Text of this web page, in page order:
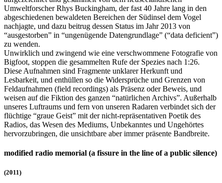
Umweltforscher Rhys Buckingham, der fast 40 Jahre lang in den
abgeschiedenen bewaldeten Bereichen der Südinsel dem Vogel
nachjagte, und dazu beitrug dessen Status im Jahr 2013 von
“ausgestorben” in “ungenügende Datengrundlage” (“data deficient”)
zu wenden.
Unwirklich und zwingend wie eine verschwommene Fotografie von
Bigfoot, stoppen die gesammelten Rufe der Spezies nach 1:26.
Diese Aufnahmen sind Fragmente unklarer Herkunft und
Lesbarkeit, und enthüllen so die Widersprüche und Grenzen von
Feldaufnahmen (field recordings) als Präsenz oder Beweis, und
weisen auf die Fiktion des ganzen “natürlichen Archivs”. Außerhalb
unseres Luftraums und fern von unseren Radaren verbindet sich der
flüchtige “graue Geist” mit der nicht-repräsentativen Poetik des
Radios, das Wesen des Mediums, Unbekanntes und Ungehörtes
hervorzubringen, die unsichtbare aber immer präsente Bandbreite.
modified radio memorial (a fissure in the line of a public silence)
(2011)